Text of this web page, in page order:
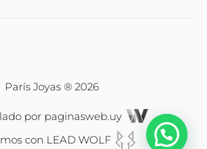
Relojes
París Joyas ® 2026
por paginasweb.uy
con LEAD WOLF